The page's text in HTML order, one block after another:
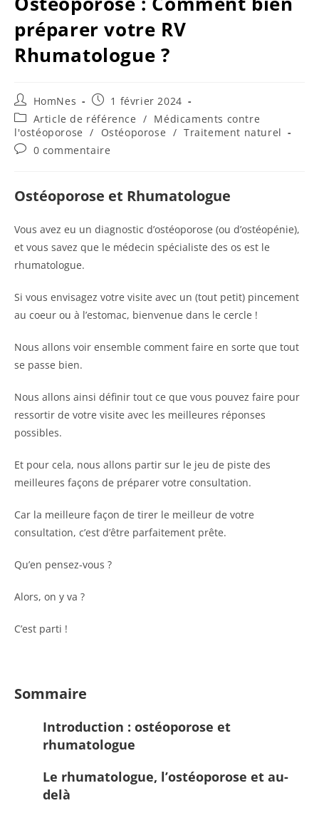
préparer votre RV
Rhumatologue ?
Auteur/autrice
de
la
publication :
HomNes
Publication
publiée :
1 février 2024
Post
category:
Article de référence / Médicaments contre
l'ostéoporose
/ Ostéoporose / Traitement naturel
Commentaires
publication :
0 commentaire
Ostéoporose et Rhumatologue
Vous avez eu un diagnostic d’ostéoporose (ou d’ostéopénie),
et vous savez que le médecin spécialiste des os est le
rhumatologue.
Si vous envisagez votre visite avec un (tout petit) pincement
au coeur ou à l’estomac, bienvenue dans le cercle !
Nous allons voir ensemble comment faire en sorte que tout
se passe bien.
Nous allons ainsi définir tout ce que vous pouvez faire pour
ressortir de votre visite avec les meilleures réponses
possibles.
Et pour cela, nous allons partir sur le jeu de piste des
meilleures façons de préparer votre consultation.
Car la meilleure façon de tirer le meilleur de votre
consultation, c’est d’être parfaitement prête.
Qu’en pensez-vous ?
Alors, on y va ?
C’est parti !
Sommaire
Introduction : ostéoporose et
rhumatologue
Le rhumatologue, l’ostéoporose et au-
delà